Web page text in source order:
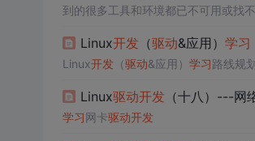
到的很多工具和环境都已不可用或找
Linux开发 （驱动&应用） 学习
Linux开发（驱动&应用） 学习路线规
Linux驱动开发 （十八）---网
学习网卡驱动开发